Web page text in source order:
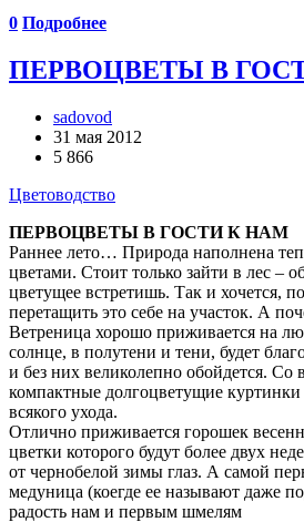
0 Подробнее
ПЕРВОЦВЕТЫ В
sadovod
31 мая 2012
5 866
Цветоводство
ПЕРВОЦВЕТЫ В ГОСТИ К НАМ
Раннее лето… Природа наполнена
цветами. Стоит только зайти в лес –
цветущее встретишь. Так и хочется,
перетащить это себе на участок. А
Ветреница хорошо приживается на
солнце, в полутени и тени, будет
и без них великолепно обойдется. Со
компактные долгоцветущие куртинки
всякого ухода.
Отлично приживается горошек
цветки которого будут более двух
от черно­белой зимы глаз. А самой
медуница (кое­где ее называют даже
радость нам и первым шмелям